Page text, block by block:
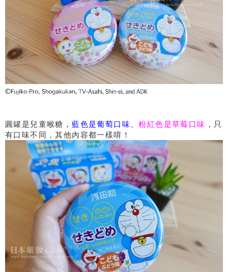
圓罐是兒童喉糖，藍色是葡萄口味 、粉紅色是草莓口味 ，只
有口味不同，其他內容都一樣唷！